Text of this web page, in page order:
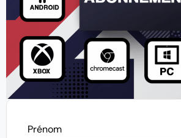
Prénom